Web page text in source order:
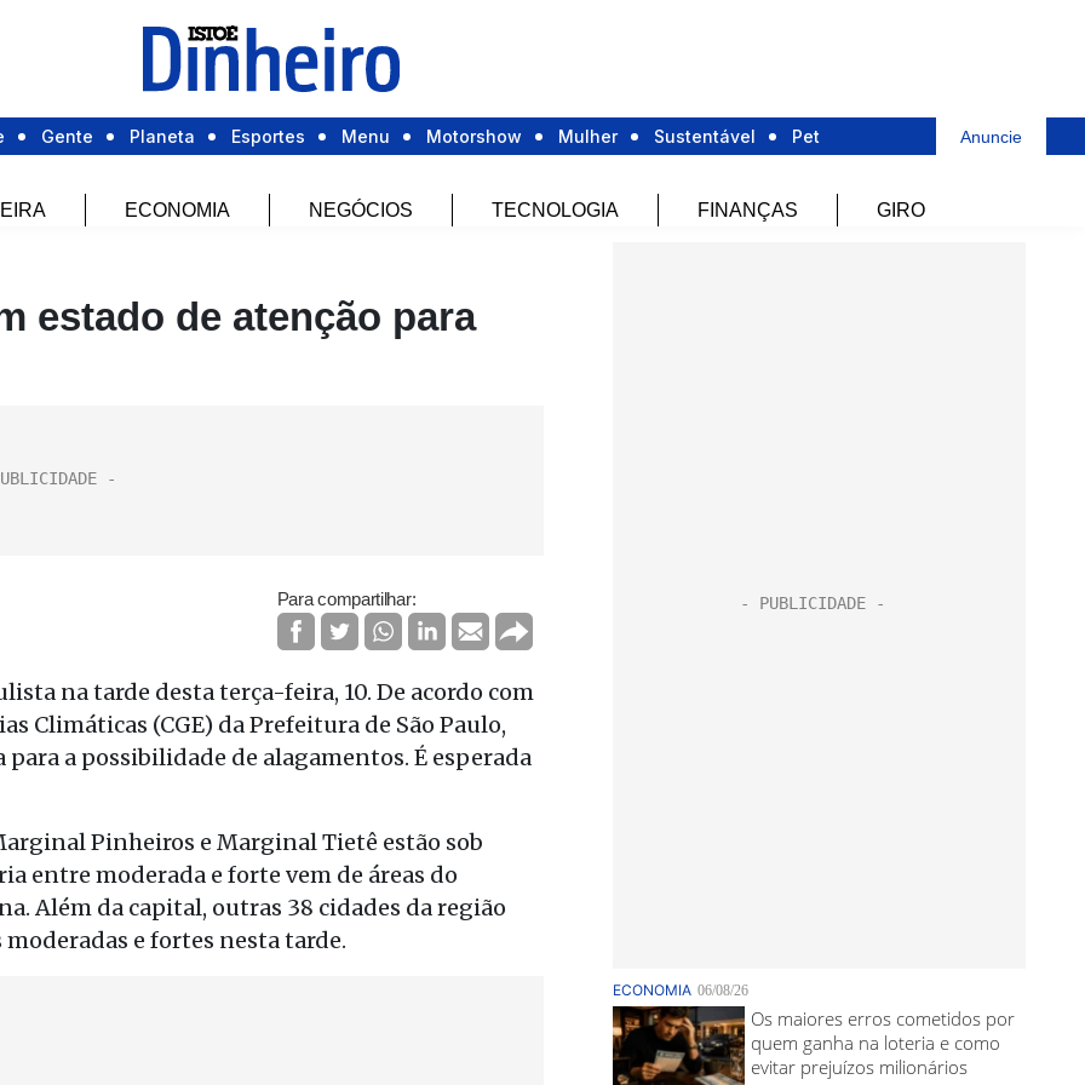
Gente Planeta Esportes Menu Motorshow Mulher Sustentável Pet Anuncie
ECONOMIA NEGÓCIOS TECNOLOGIA FINANÇAS GIRO
estado de atenção para
Para compartilhar:
na tarde desta terça-feira, 10. De acordo com
Climáticas (CGE) da Prefeitura de São Paulo,
a possibilidade de alagamentos. É esperada
Pinheiros e Marginal Tietê estão sob
entre moderada e forte vem de áreas do
Além da capital, outras 38 cidades da região
e fortes nesta tarde.